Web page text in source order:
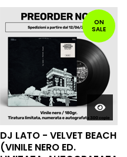
ON
SALE
DJ LATO - VELVET BEACH
(VINILE NERO ED.